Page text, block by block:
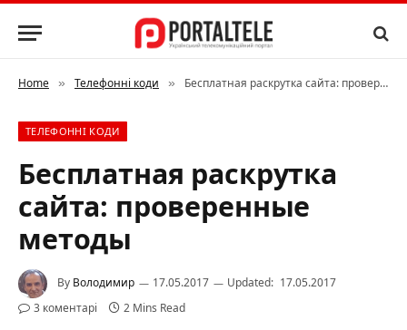
Home » Телефонні коди » Бесплатная раскрутка сайта: проверенные методы
ТЕЛЕФОННІ КОДИ
Бесплатная раскрутка
сайта: проверенные
методы
By Володимир 17.05.2017 Updated: 17.05.2017
3 коментарі
2 Mins Read